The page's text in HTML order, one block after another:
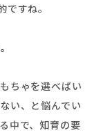
すね。
ちゃを選べばい
い、と悩んでい
中で、知育の要